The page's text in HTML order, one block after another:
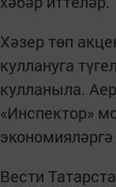
Хәзер төп
куллануга
кулланыла.
«Инспектор»
Вести